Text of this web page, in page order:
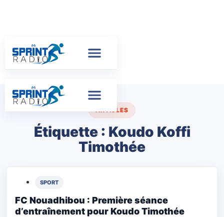
ARTICLES
Étiquette : Koudo Koffi
Timothée
SPORT
FC Nouadhibou : Première séance
d’entraînement pour Koudo Timothée